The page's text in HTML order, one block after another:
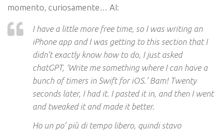
momento, curiosamente… AI:
I have a little more free time, so I was writing an
iPhone app and I was getting to this section that I
didn’t exactly know how to do, I just asked
chatGPT, ‘Write me something where I can have a
bunch of timers in Swift for iOS.’ Bam! Twenty
seconds later, I had it. I pasted it in, and then I went
and tweaked it and made it better.
Ho un po’ più di tempo libero, quindi stavo